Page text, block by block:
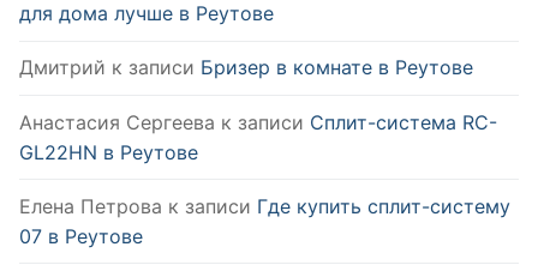
для дома лучше в Реутове
Дмитрий к записи Бризер в комнате в Реутове
Анастасия Сергеева к записи Сплит-система RC-
GL22HN в Реутове
Елена Петрова к записи Где купить сплит-систему
07 в Реутове